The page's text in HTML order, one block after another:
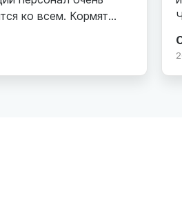
ко всем. Кормят
там. Хорошо